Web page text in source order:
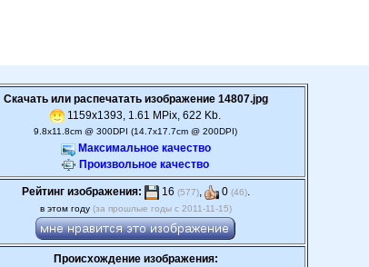
Скачать или распечатать изображение 14807.jpg
1159x1393, 1.61 MPix, 622 Kb.
9.8x11.8cm @ 300DPI (14.7x17.7cm @ 200DPI)
Максимальное качество
Произвольное качество
Рейтинг изображения: 16 (577), 0 (46).
в этом году (за прошлые годы с 2011-11-15)
Происхождение изображения: